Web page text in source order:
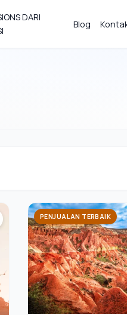
DARI
Blog
PENJUALAN TERBAIK